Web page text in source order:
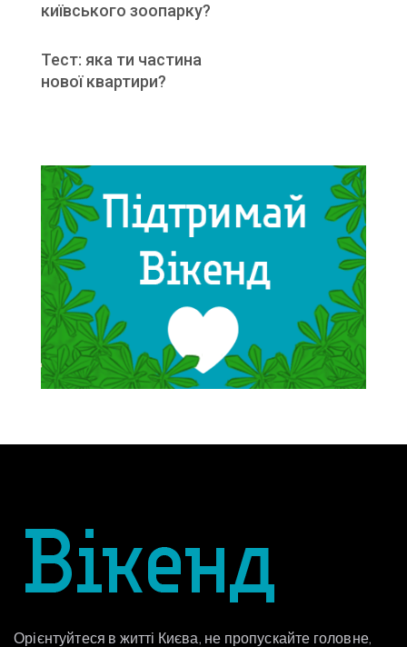
київського зоопарку?
Тест: яка ти частина
нової квартири?
Орієнтуйтеся в житті Києва, не пропускайте головне,